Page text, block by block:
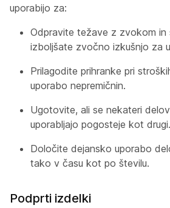
uporabijo za:
Odpravite težave z zvokom in
izboljšate zvočno izkušnjo za
Prilagodite prihranke pri
uporabo nepremičnin.
Ugotovite, ali se nekateri
uporabljajo pogosteje kot drugi.
Določite dejansko uporabo
tako v času kot po številu.
Podprti izdelki